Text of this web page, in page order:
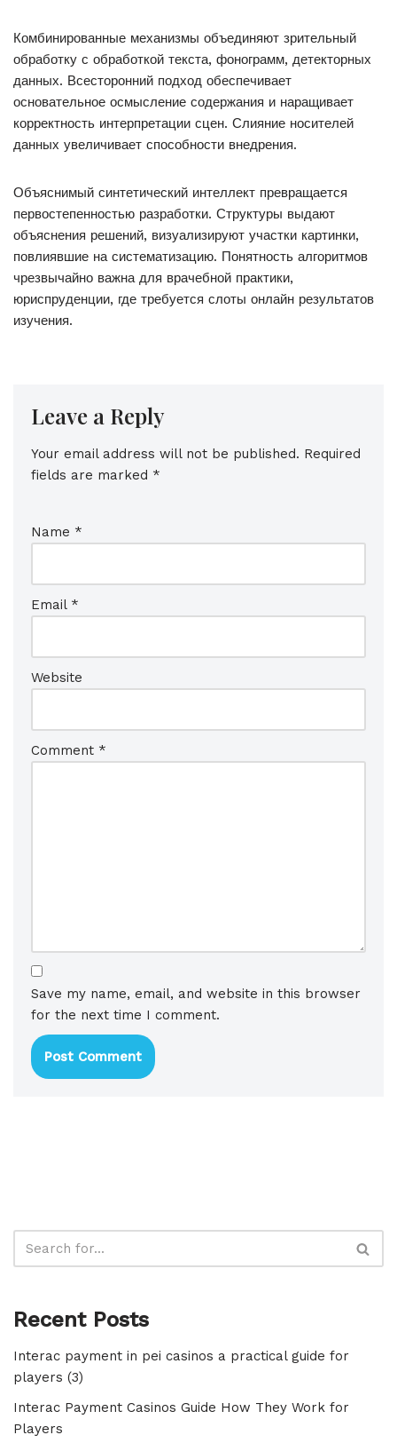
Комбинированные механизмы объединяют зрительный
обработку с обработкой текста, фонограмм, детекторных
данных. Всесторонний подход обеспечивает
основательное осмысление содержания и наращивает
корректность интерпретации сцен. Слияние носителей
данных увеличивает способности внедрения.
Объяснимый синтетический интеллект превращается
первостепенностью разработки. Структуры выдают
объяснения решений, визуализируют участки картинки,
повлиявшие на систематизацию. Понятность алгоритмов
чрезвычайно важна для врачебной практики,
юриспруденции, где требуется слоты онлайн результатов
изучения.
Leave a Reply
Your email address will not be published. Required
fields are marked *
Name *
Email *
Website
Comment *
Save my name, email, and website in this browser
for the next time I comment.
Recent Posts
Interac payment in pei casinos a practical guide for
players (3)
Interac Payment Casinos Guide How They Work for
Players